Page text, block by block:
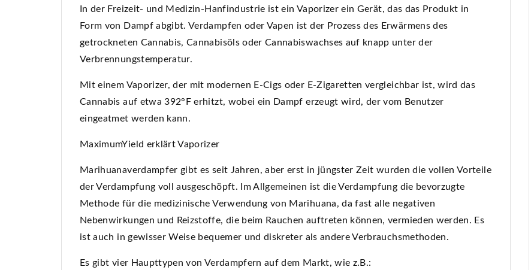
In der Freizeit- und Medizin-Hanfindustrie ist ein Vaporizer ein Gerät, das das Produkt in
Form von Dampf abgibt. Verdampfen oder Vapen ist der Prozess des Erwärmens des
getrockneten Cannabis, Cannabisöls oder Cannabiswachses auf knapp unter der
Verbrennungstemperatur.
Mit einem Vaporizer, der mit modernen E-Cigs oder E-Zigaretten vergleichbar ist, wird das
Cannabis auf etwa 392°F erhitzt, wobei ein Dampf erzeugt wird, der vom Benutzer
eingeatmet werden kann.
MaximumYield erklärt Vaporizer
Marihuanaverdampfer gibt es seit Jahren, aber erst in jüngster Zeit wurden die vollen Vorteile
der Verdampfung voll ausgeschöpft. Im Allgemeinen ist die Verdampfung die bevorzugte
Methode für die medizinische Verwendung von Marihuana, da fast alle negativen
Nebenwirkungen und Reizstoffe, die beim Rauchen auftreten können, vermieden werden. Es
ist auch in gewisser Weise bequemer und diskreter als andere Verbrauchsmethoden.
Es gibt vier Haupttypen von Verdampfern auf dem Markt, wie z.B.: